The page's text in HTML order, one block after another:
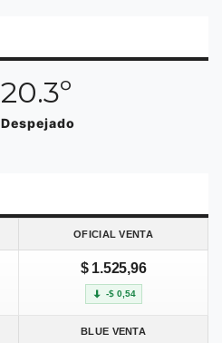
20.3º
Despejado
OFICIAL VENTA
$ 1.525,96
-$ 0,54
BLUE VENTA